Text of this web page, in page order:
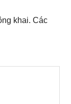
khai. Các